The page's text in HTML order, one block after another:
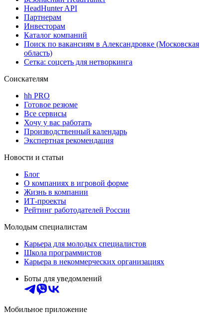
HeadHunter API
Партнерам
Инвесторам
Каталог компаний
Поиск по вакансиям в Александровке (Московская
область)
Сетка: соцсеть для нетворкинга
Соискателям
hh PRO
Готовое резюме
Все сервисы
Хочу у вас работать
Производственный календарь
Экспертная рекомендация
Новости и статьи
Блог
О компаниях в игровой форме
Жизнь в компании
ИТ-проекты
Рейтинг работодателей России
Молодым специалистам
Карьера для молодых специалистов
Школа программистов
Карьера в некоммерческих организациях
Боты для уведомлений
Мобильное приложение